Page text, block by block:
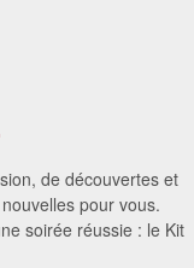
de découvertes et
pour vous.
soirée réussie : le Kit